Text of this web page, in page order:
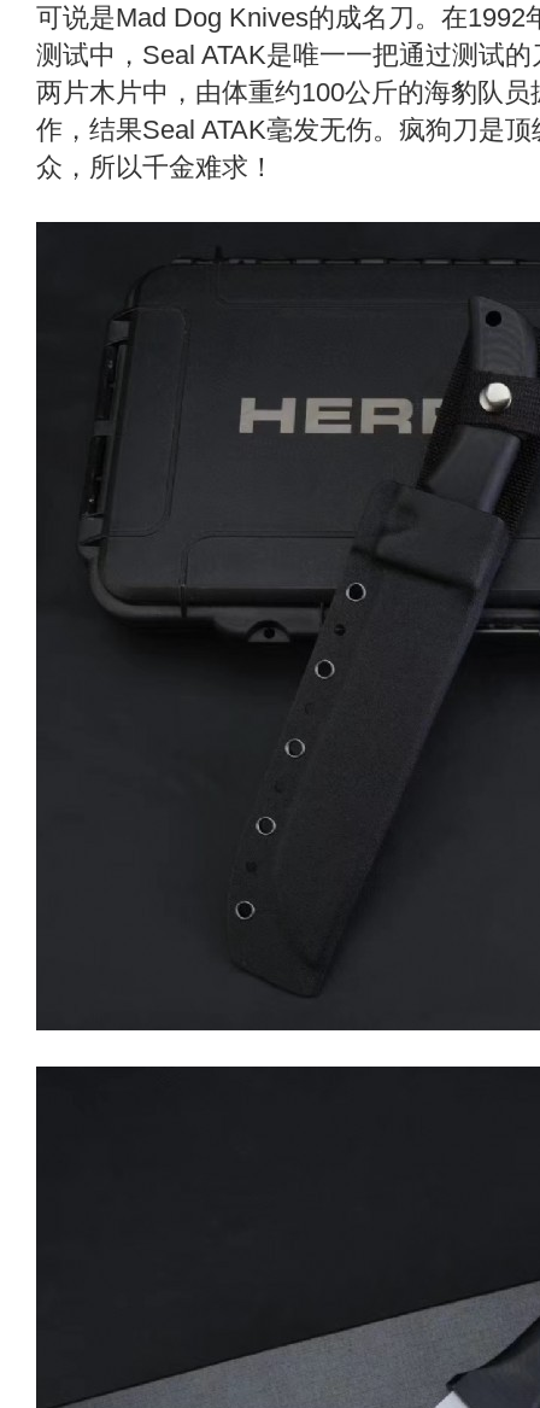
可说是Mad Dog Knives的成名刀。在
测试中，Seal ATAK是唯一一把通过测试
两片木片中，由体重约100公斤的海豹队
作，结果Seal ATAK毫发无伤。疯狗刀是
众，所以千金难求！